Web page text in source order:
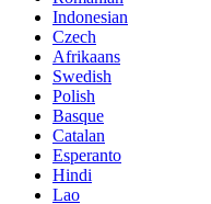
Indonesian
Czech
Afrikaans
Swedish
Polish
Basque
Catalan
Esperanto
Hindi
Lao